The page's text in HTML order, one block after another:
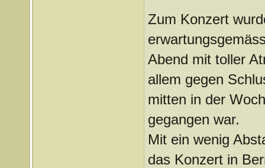
Zum Konzert
Abend mit toller
allem gegen
mitten in der
gegangen war.
Mit ein wenig
das Konzert in